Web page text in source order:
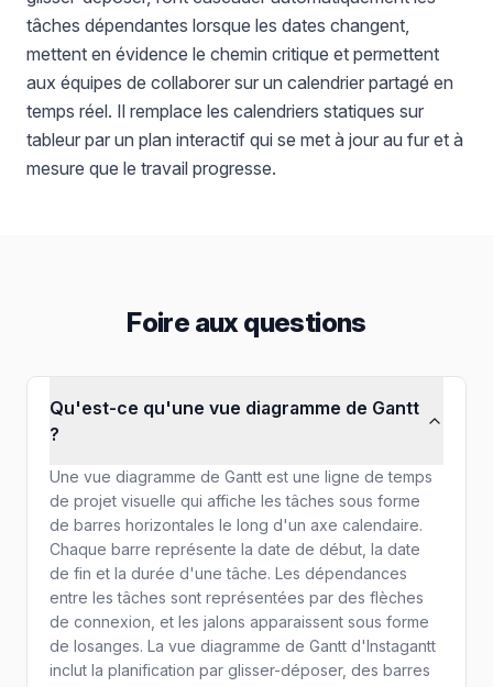
tâches dépendantes lorsque les dates changent,
mettent en évidence le chemin critique et permettent
aux équipes de collaborer sur un calendrier partagé en
temps réel. Il remplace les calendriers statiques sur
tableur par un plan interactif qui se met à jour au fur et à
mesure que le travail progresse.
Foire aux questions
Qu'est-ce qu'une vue diagramme de Gantt
?
Une vue diagramme de Gantt est une ligne de temps
de projet visuelle qui affiche les tâches sous forme
de barres horizontales le long d'un axe calendaire.
Chaque barre représente la date de début, la date
de fin et la durée d'une tâche. Les dépendances
entre les tâches sont représentées par des flèches
de connexion, et les jalons apparaissent sous forme
de losanges. La vue diagramme de Gantt d'Instagantt
inclut la planification par glisser-déposer, des barres